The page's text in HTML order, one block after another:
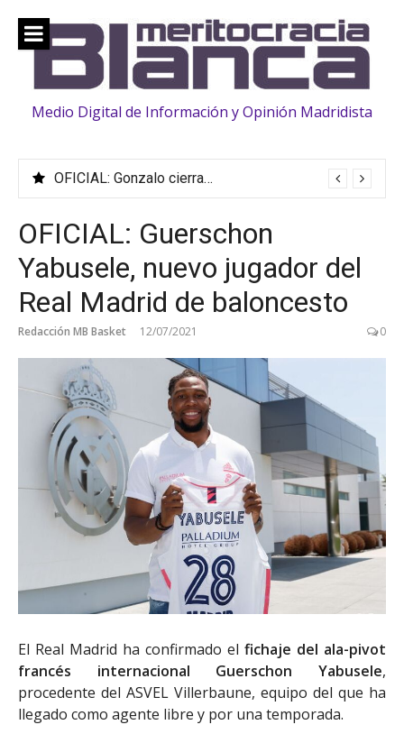
contenido
Medio Digital de Información y Opinión Madridista
OFICIAL: Gonzalo cierra su traspaso al Fulham
OFICIAL: Guerschon
Yabusele, nuevo jugador del
Real Madrid de baloncesto
Redacción MB Basket 12/07/2021 0
El Real Madrid ha confirmado el fichaje del ala-pivot
francés internacional Guerschon Yabusele,
procedente del ASVEL Villerbaune, equipo del que ha
llegado como agente libre y por una temporada.